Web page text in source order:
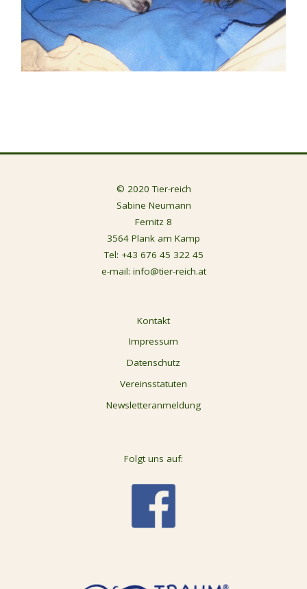
© 2020 Tier-reich
Sabine Neumann
Fernitz 8
3564 Plank am Kamp
Tel: +43 676 45 322 45
e-mail: info@tier-reich.at
Kontakt
Impressum
Datenschutz
Vereinsstatuten
Newsletteranmeldung
Folgt uns auf: